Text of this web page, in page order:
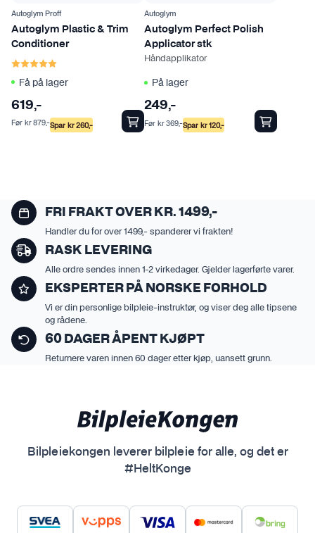
t
i
v
e
k
l
e
s
p
å
p
o
d
t
s
i
d
Autoglym Proff
Autoglym Plastic & Trim
Conditioner
Karakter:
Få på lager
619,-
Spar kr260,-
Før kr879,-
Autoglym
Autoglym Perfect Polish
Applicator stk
Håndapplikator
På lager
249,-
Spar kr120,-
Før kr369,-
FRI FRAKT OVER KR. 1499,-
Handler du for over 1499,- spanderer vi frakten!
RASK LEVERING
Alle ordre sendes innen 1-2 virkedager. Gjelder lagerførte varer.
EKSPERTER PÅ NORSKE FORHOLD
Vi er din personlige bilpleie-instruktør, og viser deg alle tipsene
og rådene.
60 DAGER ÅPENT KJØPT
Returnere varen innen 60 dager etter kjøp, uansett grunn.
Bilpleiekongen leverer bilpleie for alle, og det er
#HeltKonge